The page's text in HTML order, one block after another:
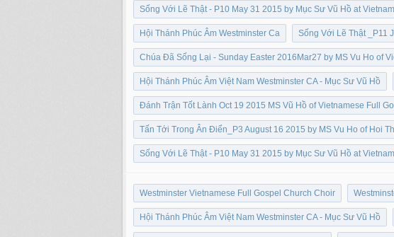
Sống Với Lẽ Thật - P10 May 31 2015 by Mục Sư Vũ Hồ at
Hội Thánh Phúc Âm Westminster Ca Sống Với Lẽ Thật _P11
Chúa Đã Sống Lại - Sunday Easter 2016Mar27 by MS Vu Ho of
Hội Thánh Phúc Âm Việt Nam Westminster CA - Mục Sư Vũ Hồ
Đánh Trận Tốt Lành Oct 19 2015 MS Vũ Hồ of Vietnamese Full
Tấn Tới Trong Ân Điển_P3 August 16 2015 by MS Vu Ho of Hoi
Sống Với Lẽ Thật - P10 May 31 2015 by Mục Sư Vũ Hồ at
Westminster Vietnamese Full Gospel Church Choir
Hội Thánh Phúc Âm Việt Nam Westminster CA - Mục Sư Vũ Hồ